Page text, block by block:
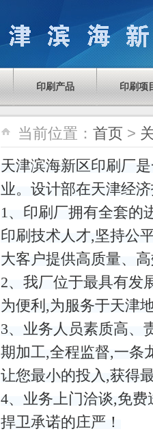
印刷产品 印刷项
当前位置： 首页 >
天津滨海新区印刷厂
业。设计部在天津经
1、印刷厂拥有全套的
印刷技术人才,坚持公
大客户提供高质量、
2、我厂位于最具有发
为便利,为服务于天津
3、业务人员素质高、
期加工,全程监督,一条
让您最小的投入,获得
4、业务上门洽谈,免
捍卫承诺的庄严！